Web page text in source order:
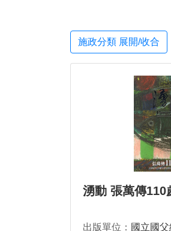
施政分類 展開/收合
湧動 張萬傳110
出版單位： 國立國